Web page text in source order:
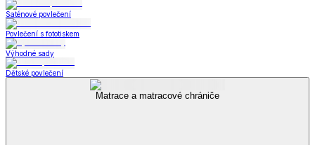
Saténové povlečení
Povlečení s fototiskem
Výhodné sady
Dětské povlečení
Matrace a matracové chrániče